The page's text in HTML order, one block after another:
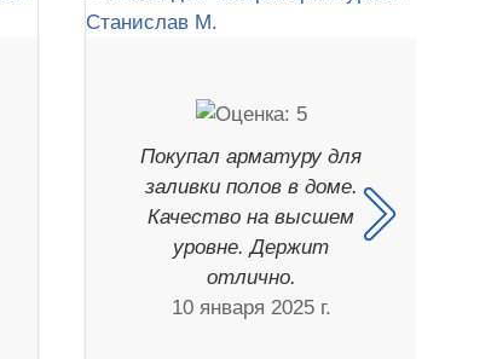
Покупал арматуру для
заливки полов в доме.
Качество на высшем
уровне. Держит
отлично.
10 января 2025 г.